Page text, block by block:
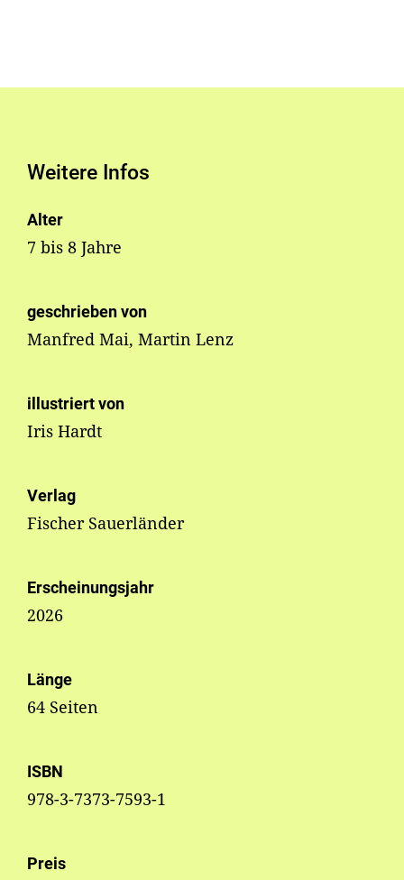
Weitere Infos
Alter
7 bis 8 Jahre
geschrieben von
Manfred Mai, Martin Lenz
illustriert von
Iris Hardt
Verlag
Fischer Sauerländer
Erscheinungsjahr
2026
Länge
64 Seiten
ISBN
978-3-7373-7593-1
Preis